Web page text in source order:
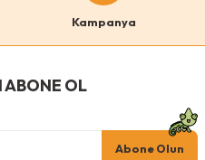
Antrasit
Kampanya
ABONE OL
Abone Olun